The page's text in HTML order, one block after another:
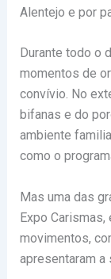
Alentejo e por
Durante todo o
momentos de
convívio. No
bifanas e do
ambiente
como o
Mas uma das
Expo
movimentos,
apresentaram a